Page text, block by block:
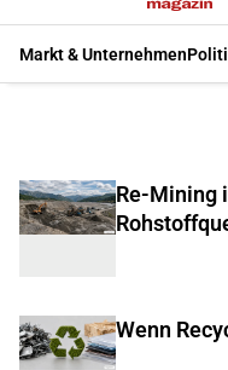
Markt & Unternehmen
Re-Mining
Wenn